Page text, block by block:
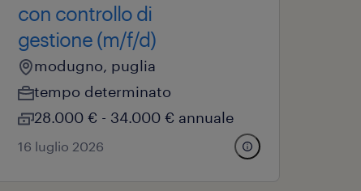
con controllo di
gestione (m/f/d)
modugno, puglia
tempo determinato
28.000 € - 34.000 € annuale
16 luglio 2026